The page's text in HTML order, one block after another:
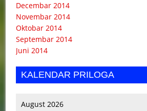
Decembar 2014
Novembar 2014
Oktobar 2014
Septembar 2014
Juni 2014
KALENDAR PRILOGA
August 2026